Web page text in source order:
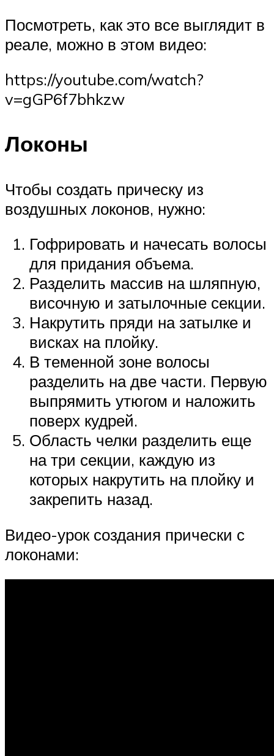
Посмотреть, как это все выглядит в
реале, можно в этом видео:
https://youtube.com/watch?
v=gGP6f7bhkzw
Локоны
Чтобы создать прическу из
воздушных локонов, нужно:
Гофрировать и начесать волосы
для придания объема.
Разделить массив на шляпную,
височную и затылочные секции.
Накрутить пряди на затылке и
висках на плойку.
В теменной зоне волосы
разделить на две части. Первую
выпрямить утюгом и наложить
поверх кудрей.
Область челки разделить еще
на три секции, каждую из
которых накрутить на плойку и
закрепить назад.
Видео-урок создания прически с
локонами: